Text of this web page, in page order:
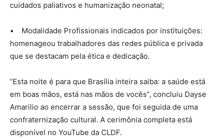
cuidados paliativos e humanização neonatal;
• Modalidade Profissionais indicados por instituições:
homenageou trabalhadores das redes pública e privada
que se destacam pela ética e dedicação.
“Esta noite é para que Brasília inteira saiba: a saúde está
em boas mãos, está nas mãos de vocês”, concluiu Dayse
Amarilio ao encerrar a sessão, que foi seguida de uma
confraternização cultural. A cerimônia completa está
disponível no YouTube da CLDF.